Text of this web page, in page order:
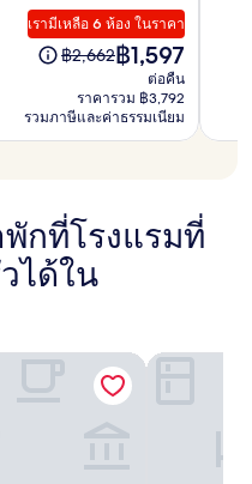
สอร์ท
เรามีเหลือ 6 ห้อง ในราคา
ราคา
คือ
฿2,662
฿2,662ราคา
ปัจจุบัน
คือ
฿1,597
฿1,597
ต่อคืน
ราคารวม ฿3,792
รวมภาษีและค่าธรรมเนียม
กที่โรงแรมที่
ได้ใน
นด์สปา เจดับบลิว แ